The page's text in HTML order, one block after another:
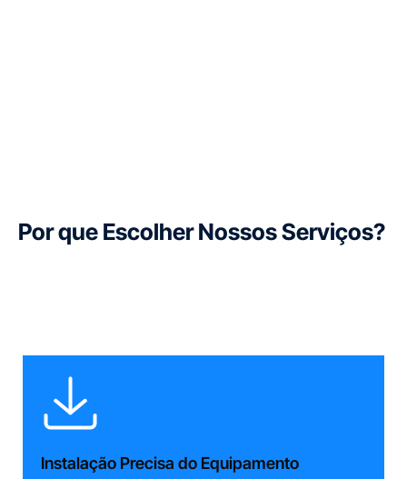
Por que Escolher Nossos Serviços?
Instalação Precisa do Equipamento